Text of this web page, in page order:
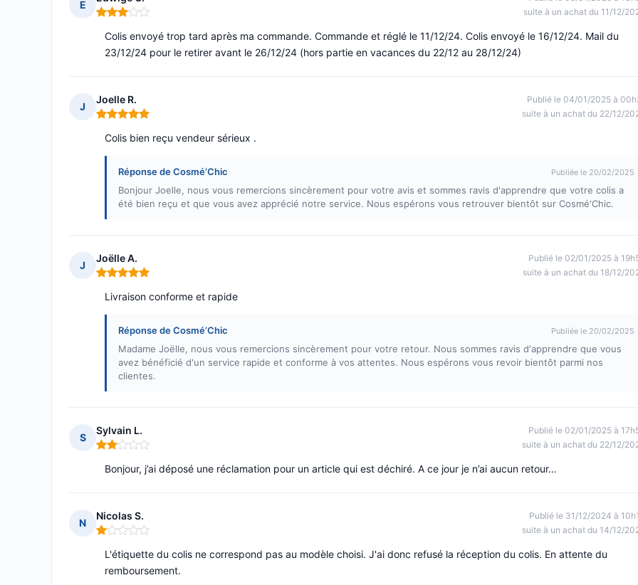
E
Note : 3 sur 5
suite à un achat du 11/12/
Colis envoyé trop tard après ma commande. Commande et réglé le 11/12/24. Colis envoyé le 16/12/24. Mail du
23/12/24 pour le retirer avant le 26/12/24 (hors partie en vacances du 22/12 au 28/12/24)
J
Joelle R.
Note : 5 sur 5
Publié le 04/01/2025 à
suite à un achat du 22/12/
Colis bien reçu vendeur sérieux .
Réponse de Cosmé’Chic Publiée le 20/02/2025
Bonjour Joelle, nous vous remercions sincèrement pour votre avis et sommes ravis d'apprendre que votre colis a
été bien reçu et que vous avez apprécié notre service. Nous espérons vous retrouver bientôt sur Cosmé'Chic.
J
Joëlle A.
Note : 5 sur 5
Publié le 02/01/2025 à
suite à un achat du 18/12/
Livraison conforme et rapide
Réponse de Cosmé’Chic Publiée le 20/02/2025
Madame Joëlle, nous vous remercions sincèrement pour votre retour. Nous sommes ravis d'apprendre que vous
avez bénéficié d'un service rapide et conforme à vos attentes. Nous espérons vous revoir bientôt parmi nos
clientes.
S
Sylvain L.
Note : 2 sur 5
Publié le 02/01/2025 à
suite à un achat du 22/12/
Bonjour, j’ai déposé une réclamation pour un article qui est déchiré. A ce jour je n’ai aucun retour…
N
Nicolas S.
Note : 1 sur 5
Publié le 31/12/2024 à
suite à un achat du 14/12/
L'étiquette du colis ne correspond pas au modèle choisi. J'ai donc refusé la réception du colis. En attente du
remboursement.